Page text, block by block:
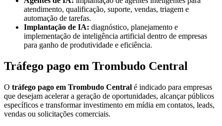
atendimento, qualificação, suporte, vendas, triagem e
automação de tarefas.
Implantação de IA: diagnóstico, planejamento e
implementação de inteligência artificial dentro de empresas
para ganho de produtividade e eficiência.
Tráfego pago em Trombudo Central
O tráfego pago em Trombudo Central é indicado para empresas
que desejam acelerar a geração de oportunidades, alcançar públicos
específicos e transformar investimento em mídia em contatos, leads,
vendas ou solicitações comerciais.